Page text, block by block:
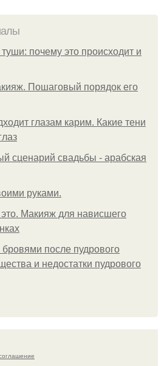
почему это происходит и
Пошаговый порядок его
глазам карим. Какие тени
сценарий свадьбы - арабская
руками.
Макияж для нависшего
после пудрового
и недостатки пудрового